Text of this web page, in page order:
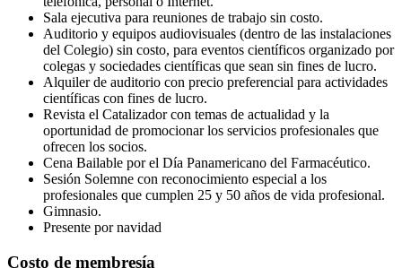
Sala ejecutiva para reuniones de trabajo sin costo.
Auditorio y equipos audiovisuales (dentro de las instalaciones
del Colegio) sin costo, para eventos científicos organizado por
colegas y sociedades científicas que sean sin fines de lucro.
Alquiler de auditorio con precio preferencial para actividades
científicas con fines de lucro.
Revista el Catalizador con temas de actualidad y la
oportunidad de promocionar los servicios profesionales que
ofrecen los socios.
Cena Bailable por el Día Panamericano del Farmacéutico.
Sesión Solemne con reconocimiento especial a los
profesionales que cumplen 25 y 50 años de vida profesional.
Gimnasio.
Presente por navidad
Costo de membresía